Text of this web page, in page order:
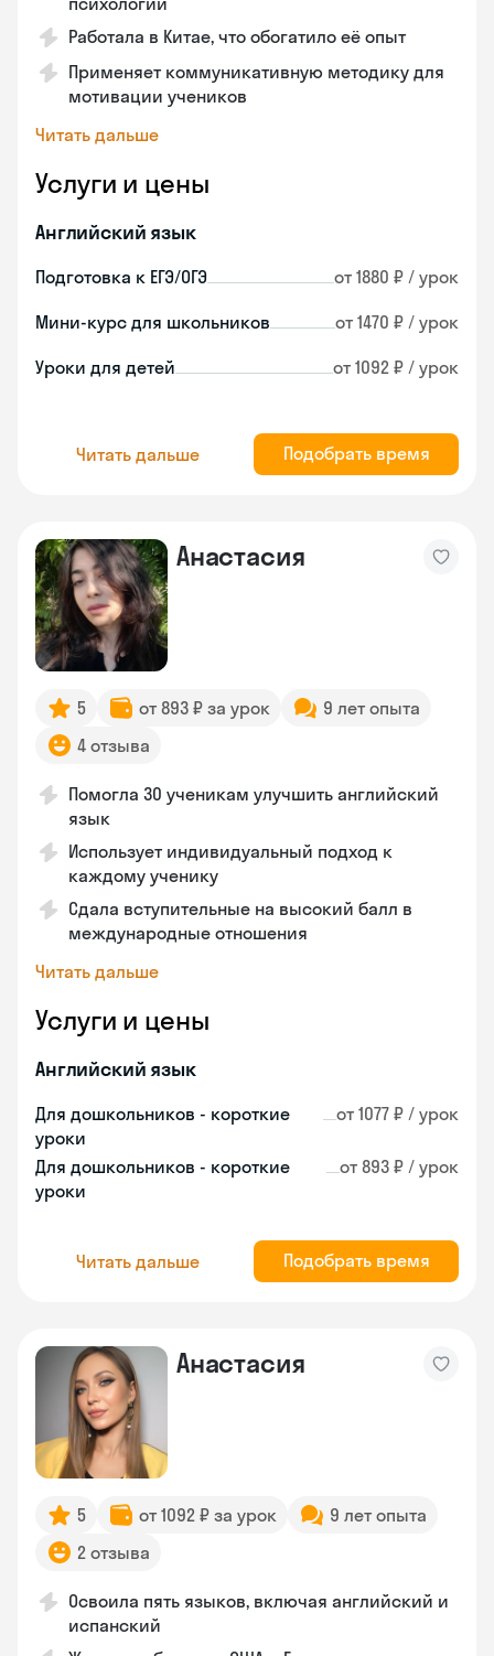
Работала в Китае, что обогатило её опыт
Применяет коммуникативную методику для
мотивации учеников
Читать дальше
Услуги и цены
Английский язык
Подготовка к ЕГЭ/ОГЭ от 1880 ₽ / урок
Мини-курс для школьников от 1470 ₽ / урок
Уроки для детей от 1092 ₽ / урок
Читать дальше Подобрать время
Анастасия
5 от 893 ₽ за урок
9 лет опыта
4 отзыва
Помогла 30 ученикам улучшить английский
язык
Использует индивидуальный подход к
каждому ученику
Сдала вступительные на высокий балл в
международные отношения
Читать дальше
Услуги и цены
Английский язык
Для дошкольников - короткие
уроки
от 1077 ₽ / урок
Для дошкольников - короткие
уроки
от 893 ₽ / урок
Читать дальше Подобрать время
Анастасия
5 от 1092 ₽ за урок
9 лет опыта
2 отзыва
Освоила пять языков, включая английский и
испанский